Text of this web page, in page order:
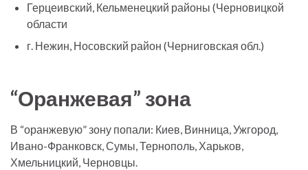
Герцеивский, Кельменецкий районы (Черновицкой
области
г. Нежин, Носовский район (Черниговская обл.)
“Оранжевая” зона
В “оранжевую” зону попали: Киев, Винница, Ужгород,
Ивано-Франковск, Сумы, Тернополь, Харьков,
Хмельницкий, Черновцы.